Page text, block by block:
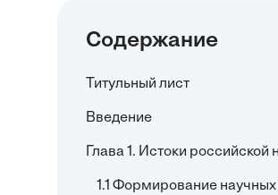
Содержание
Титульный лист
Введение
Глава 1. Истоки российской
1.1 Формирование